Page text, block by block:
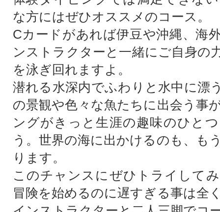
な方にはぜひオススメのコース。
Cカードがあれば伊豆や沖縄、海
ンストラクターと一緒にご自身の
を泳ぎ回れますよ。
潜れる水深内でふわりと水中に漂
の景観や色々な魚たちに出会う事
ングがきっと生涯の趣味のひと
う。世界の海に出かけるのも、も
ります。
このチャンスにぜひトライして
冒険を始めるのに遅すぎる事は全